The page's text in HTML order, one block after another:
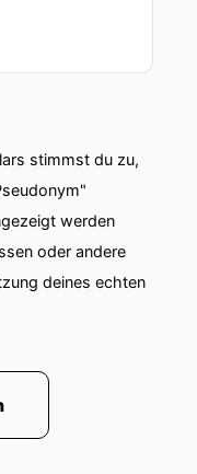
stimmst du zu,
werden
oder andere
deines echten